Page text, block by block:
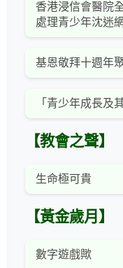
香港浸信會醫院
處理青少年沈迷
基恩敬拜十週年
「青少年成長及
【教會之聲】
生命極可貴
【黃金歲月】
數字遊戲歟